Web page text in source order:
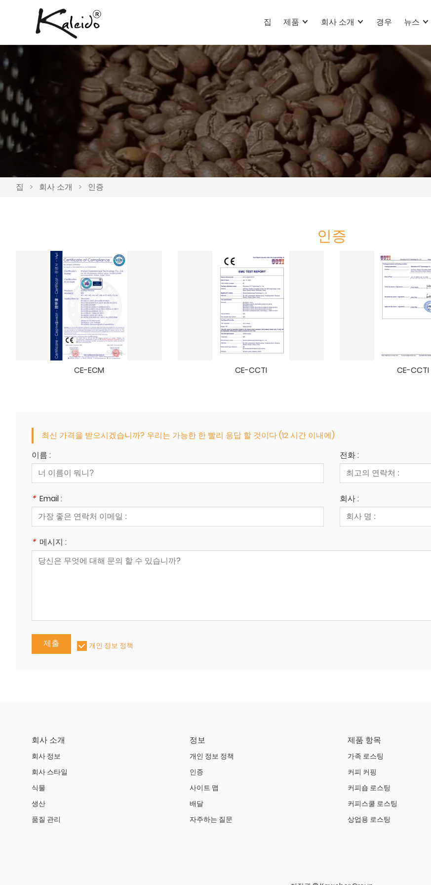
집 제품 회사 소개 경우 뉴스
집 > 회사 소개 > 인증
인증
CE-ECM CE-CCTI CE-CCTI
최신 가격을 받으시겠습니까? 우리는 가능한 한 빨리 응답 할 것이다 (12 시간 이내에)
이름 :
전화 :
* Email : 회사 :
* 메시지 :
제출 개인 정보 정책
회사 소개
회사 정보
회사 스타일
식물
생산
품질 관리
정보
개인 정보 정책
인증
사이트 맵
배달
자주하는 질문
제품 항목
가족 로스팅
커피 커핑
커피숍 로스팅
커피스쿨 로스팅
상업용 로스팅